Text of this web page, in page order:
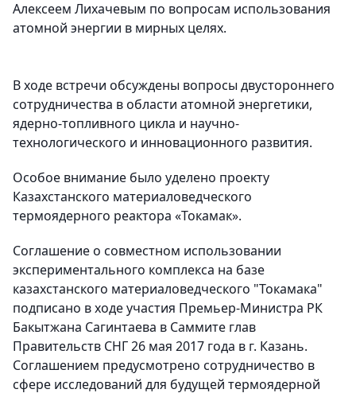
Алексеем Лихачевым по вопросам использования
атомной энергии в мирных целях.
В ходе встречи обсуждены вопросы двустороннего
сотрудничества в области атомной энергетики,
ядерно-топливного цикла и научно-
технологического и инновационного развития.
Особое внимание было уделено проекту
Казахстанского материаловедческого
термоядерного реактора «Токамак».
Соглашение о совместном использовании
экспериментального комплекса на базе
казахстанского материаловедческого "Токамака"
подписано в ходе участия Премьер-Министра РК
Бакытжана Сагинтаева в Саммите глав
Правительств СНГ 26 мая 2017 года в г. Казань.
Соглашением предусмотрено сотрудничество в
сфере исследований для будущей термоядерной